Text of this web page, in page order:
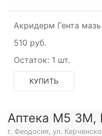
Акридерм Гента
510 руб.
Остаток: 1 шт.
КУПИТЬ
Аптека М5 3М,
г. Феодосия, ул.